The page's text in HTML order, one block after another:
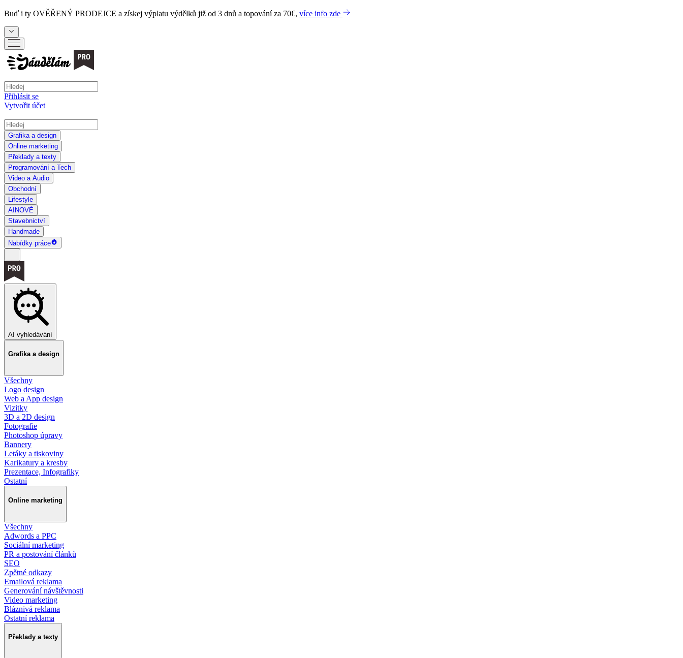
Buď i ty OVĚŘENÝ PRODEJCE a získej výplatu výdělků již od 3 dnů a topování za 70€, více info zde
Přihlásit se
Vytvořit účet
Grafika a design
Online marketing
Překlady a texty
Programování a Tech
Video a Audio
Obchodní
Lifestyle
AI NOVÉ
Stavebnictví
Handmade
Nabídky práce
AI vyhledávání
Grafika a design
Všechny
Logo design
Web a App design
Vizitky
3D a 2D design
Fotografie
Photoshop úpravy
Bannery
Letáky a tiskoviny
Karikatury a kresby
Prezentace, Infografiky
Ostatní
Online marketing
Všechny
Adwords a PPC
Sociální marketing
PR a postování článků
SEO
Zpětné odkazy
Emailová reklama
Generování návštěvnosti
Video marketing
Bláznivá reklama
Ostatní reklama
Překlady a texty